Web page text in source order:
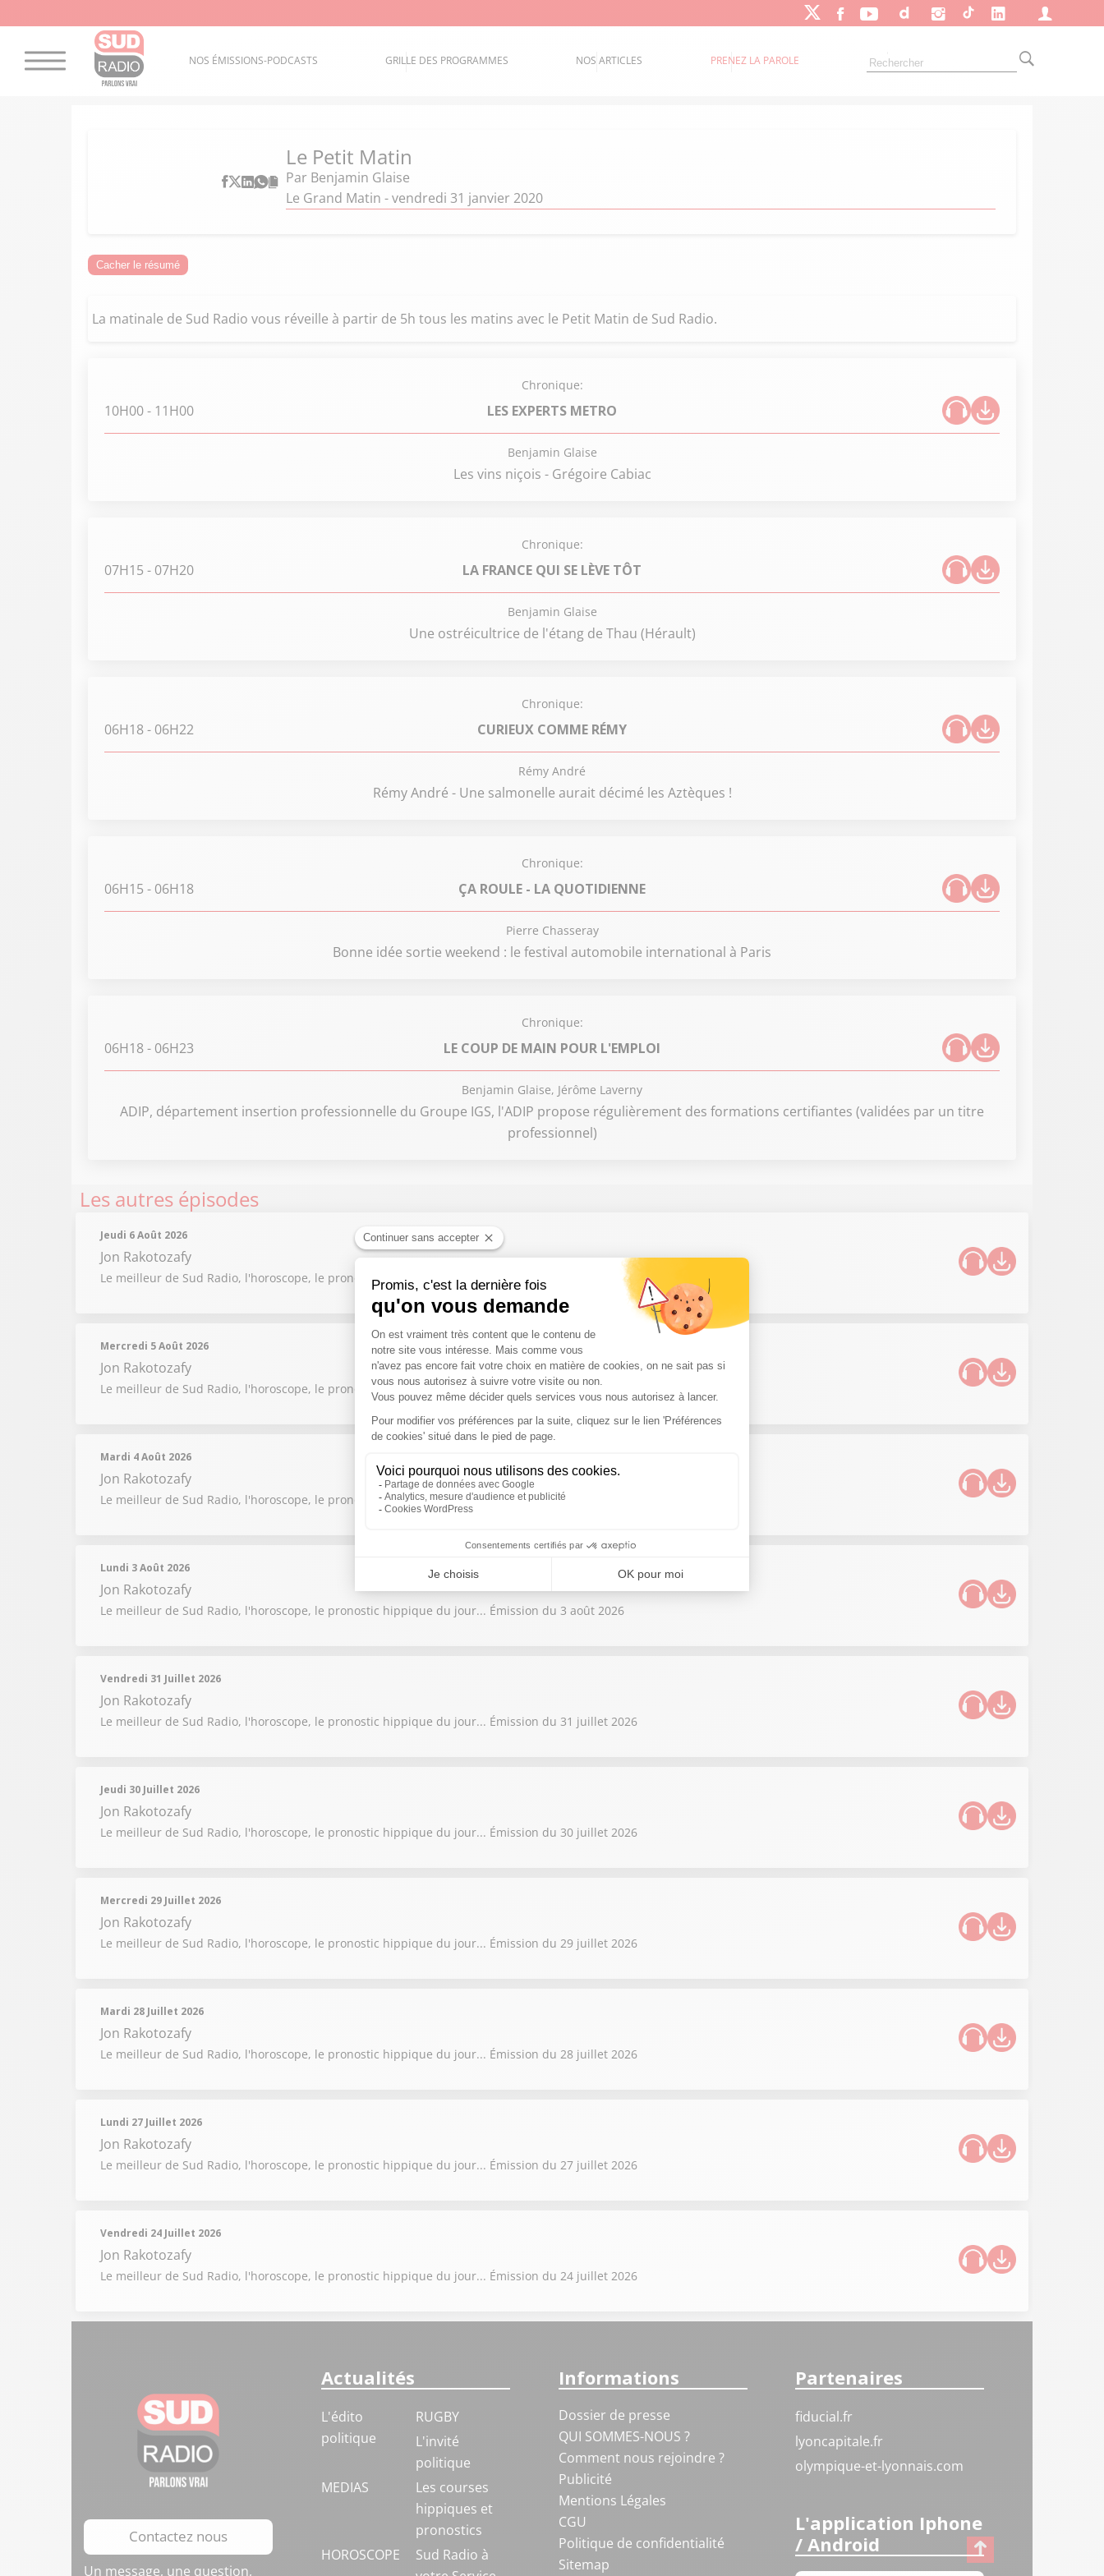
NOS ÉMISSIONS-PODCASTS GRILLE DES PROGRAMMES NOS ARTICLES PRENEZ LA PAROLE
Le Petit Matin
Par Benjamin Glaise
Le Grand Matin - vendredi 31 janvier 2020
Cacher le résumé
La matinale de Sud Radio vous réveille à partir de 5h tous les matins avec le Petit Matin de Sud Radio.
Chronique:
10H00- 11H00 LES EXPERTS METRO
Benjamin Glaise
Les vins niçois - Grégoire Cabiac
Chronique:
07H15 - 07H20 LA FRANCE QUI SE LÈVE TÔT
Benjamin Glaise
Une ostréicultrice de l'étang de Thau (Hérault)
Chronique:
06H18- 06H22 CURIEUX COMME RÉMY
Rémy André
Rémy André - Une salmonelle aurait décimé les Aztèques !
Chronique:
06H15 - 06H18 ÇA ROULE - LA QUOTIDIENNE
Pierre Chasseray
Bonne idée sortie weekend : le festival automobile international à Paris
Chronique:
06H18- 06H23 LE COUP DE MAIN POUR L'EMPLOI
Benjamin Glaise, Jérôme Laverny
ADIP, département insertion professionnelle du Groupe IGS, l'ADIP propose régulièrement des formations certifiantes (validées par un titre
professionnel)
Les autres épisodes
Jeudi 6 Août 2026
Jon Rakotozafy
Le meilleur de Sud Radio, l'horoscope, le pronostic hippique du jour... Émission du 6 août 2026
Mercredi 5 Août 2026
Jon Rakotozafy
Le meilleur de Sud Radio, l'horoscope, le pronostic hippique du jour... Émission du 5 août 2026
Mardi 4 Août 2026
Jon Rakotozafy
Le meilleur de Sud Radio, l'horoscope, le pronostic hippique du jour... Émission du 4 août 2026
Lundi 3 Août 2026
Jon Rakotozafy
Le meilleur de Sud Radio, l'horoscope, le pronostic hippique du jour... Émission du 3 août 2026
Vendredi 31 Juillet 2026
Jon Rakotozafy
Le meilleur de Sud Radio, l'horoscope, le pronostic hippique du jour... Émission du 31 juillet 2026
Jeudi 30 Juillet 2026
Jon Rakotozafy
Le meilleur de Sud Radio, l'horoscope, le pronostic hippique du jour... Émission du 30 juillet 2026
Mercredi 29 Juillet 2026
Jon Rakotozafy
Le meilleur de Sud Radio, l'horoscope, le pronostic hippique du jour... Émission du 29 juillet 2026
Mardi 28 Juillet 2026
Jon Rakotozafy
Le meilleur de Sud Radio, l'horoscope, le pronostic hippique du jour... Émission du 28 juillet 2026
Lundi 27 Juillet 2026
Jon Rakotozafy
Le meilleur de Sud Radio, l'horoscope, le pronostic hippique du jour... Émission du 27 juillet 2026
Vendredi 24 Juillet 2026
Jon Rakotozafy
Le meilleur de Sud Radio, l'horoscope, le pronostic hippique du jour... Émission du 24 juillet 2026
Contactez nous
Un message, une question,
Actualités
L'édito
politique
RUGBY
L'invité
politique
MEDIAS
Les courses
hippiques et
pronostics
HOROSCOPE
Sud Radio à
Informations
Dossier de presse
QUI SOMMES-NOUS ?
Comment nous rejoindre ?
Publicité
Mentions Légales
CGU
Politique de confidentialité
Sitemap
Partenaires
fiducial.fr
lyoncapitale.fr
olympique-et-lyonnais.com
L'application Iphone
/ Android